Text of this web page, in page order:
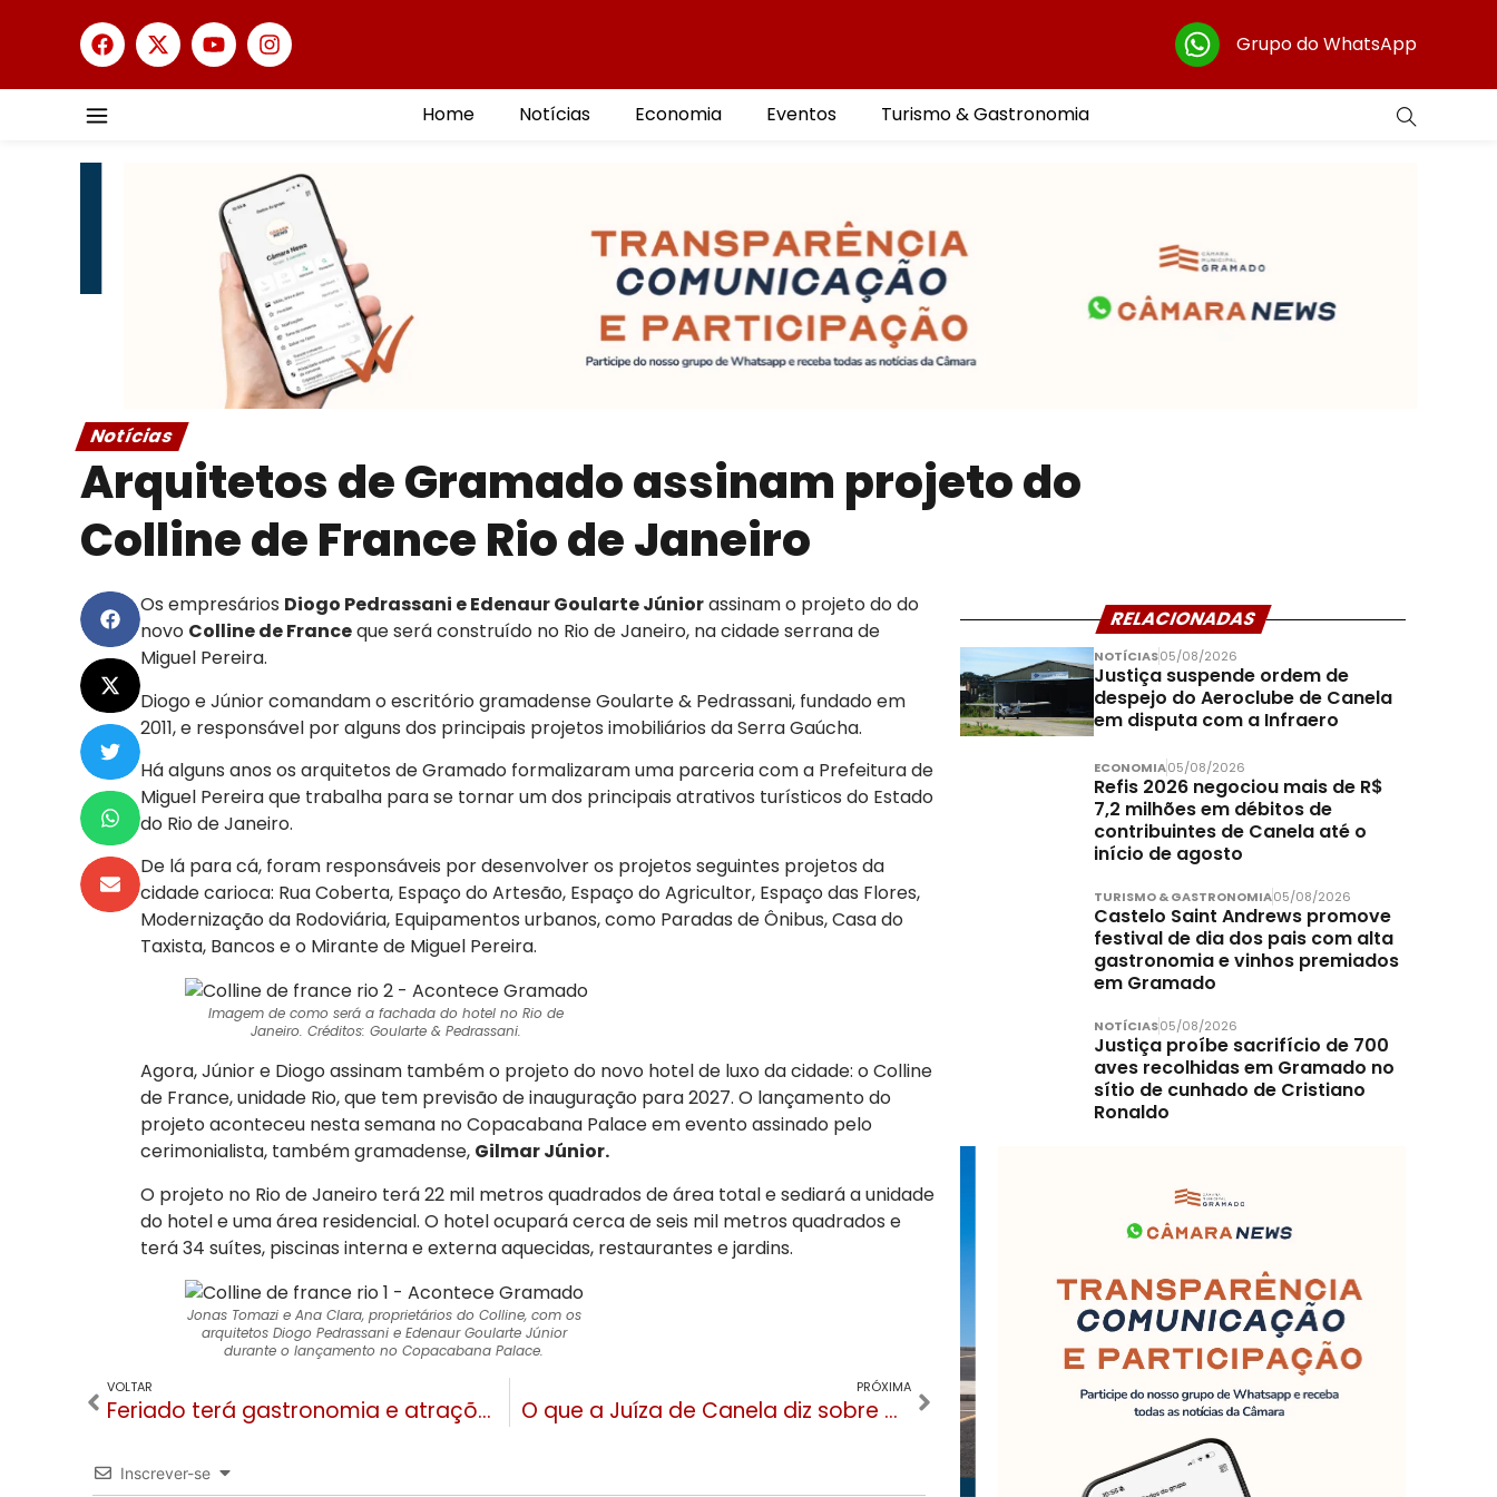
Grupo do WhatsApp
Home Notícias Economia Eventos Turismo & Gastronomia
Notícias
Arquitetos de Gramado assinam projeto do
Colline de France Rio de Janeiro
Os empresários Diogo Pedrassani e Edenaur Goularte Júniorassinam o projeto do do
novo Colline de Franceque será construído no Rio de Janeiro, na cidade serrana de
Miguel Pereira.
Diogo e Júnior comandam o escritório gramadense Goularte & Pedrassani, fundado em
2011, e responsável por alguns dos principais projetos imobiliários da Serra Gaúcha.
Há alguns anos os arquitetos de Gramado formalizaram uma parceria com a Prefeitura de
Miguel Pereira que trabalha para se tornar um dos principais atrativos turísticos do Estado
do Rio de Janeiro.
De lá para cá, foram responsáveis por desenvolver os projetos seguintes projetos da
cidade carioca: Rua Coberta, Espaço do Artesão, Espaço do Agricultor, Espaço das Flores,
Modernização da Rodoviária, Equipamentos urbanos, como Paradas de Ônibus, Casa do
Taxista, Bancos e o Mirante de Miguel Pereira.
Imagem de como será a fachada do hotel no Rio de
Janeiro. Créditos: Goularte & Pedrassani.
Agora, Júnior e Diogo assinam também o projeto do novo hotel de luxo da cidade: o Colline
de France, unidade Rio, que tem previsão de inauguração para 2027. O lançamento do
projeto aconteceu nesta semana no Copacabana Palace em evento assinado pelo
cerimonialista, também gramadense, Gilmar Júnior.
O projeto no Rio de Janeiro terá 22 mil metros quadrados de área total e sediará a unidade
do hotel e uma área residencial. O hotel ocupará cerca de seis mil metros quadrados e
terá 34 suítes, piscinas interna e externa aquecidas, restaurantes e jardins.
Jonas Tomazi e Ana Clara, proprietários do Colline, com os
arquitetos Diogo Pedrassani e Edenaur Goularte Júnior
durante o lançamento no Copacabana Palace.
VOLTAR
Feriado terá gastronomia e atrações nos restaurantes, hotéis, pousadas e parques de Canela
PRÓXIMA
O que a Juíza de Canela diz sobre os processos do prefeito Constantino Orsolin
Inscrever-se
RELACIONADAS
NOTÍCIAS05/08/2026
Justiça suspende ordem de
despejo do Aeroclube de Canela
em disputa com a Infraero
ECONOMIA05/08/2026
Refis 2026 negociou mais de R$
7,2 milhões em débitos de
contribuintes de Canela até o
início de agosto
TURISMO & GASTRONOMIA05/08/2026
Castelo Saint Andrews promove
festival de dia dos pais com alta
gastronomia e vinhos premiados
em Gramado
NOTÍCIAS05/08/2026
Justiça proíbe sacrifício de 700
aves recolhidas em Gramado no
sítio de cunhado de Cristiano
Ronaldo